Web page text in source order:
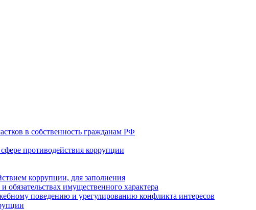
в собственность гражданам РФ
противодействия коррупции
коррупции, для заполнения
обязательствах имущественного характера
поведению и урегулированию конфликта интересов